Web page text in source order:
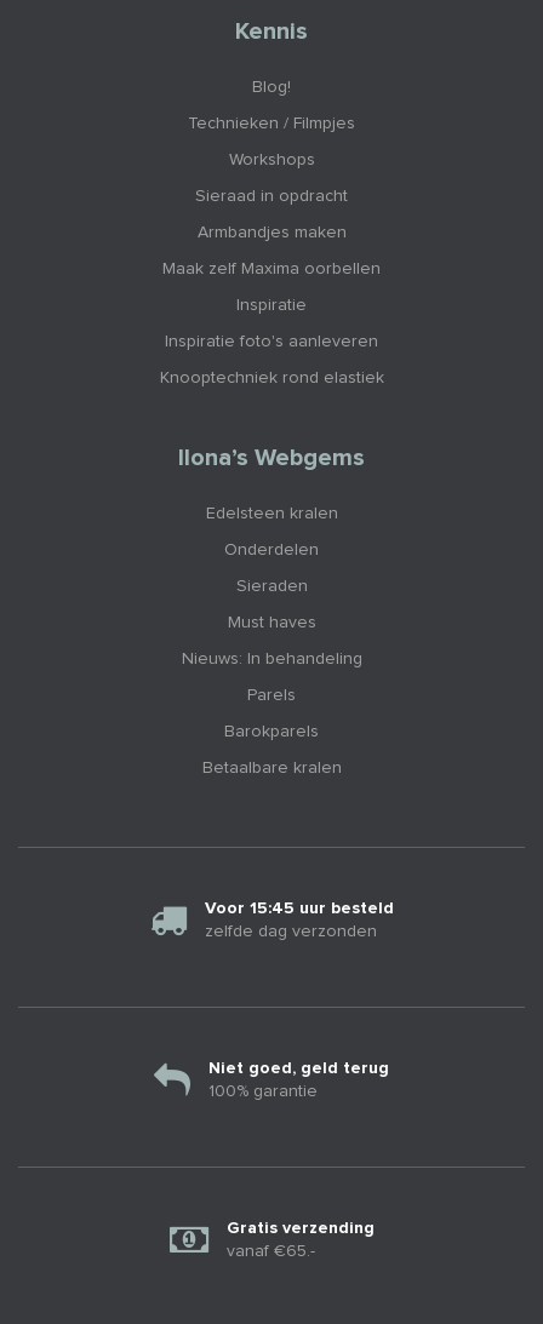
Kennis
Blog!
Technieken / Filmpjes
Workshops
Sieraad in opdracht
Armbandjes maken
Maak zelf Maxima oorbellen
Inspiratie
Inspiratie foto's aanleveren
Knooptechniek rond elastiek
Ilona’s Webgems
Edelsteen kralen
Onderdelen
Sieraden
Must haves
Nieuws: In behandeling
Parels
Barokparels
Betaalbare kralen
Voor 15:45 uur besteld
zelfde dag verzonden
Niet goed, geld terug
100% garantie
Gratis verzending
vanaf €65.-